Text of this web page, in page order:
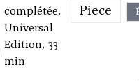
complétée,
Universal
Edition, 33
min
Piece